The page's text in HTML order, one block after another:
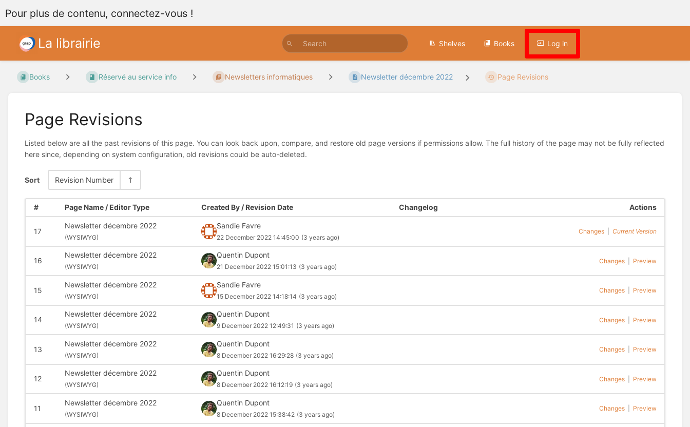
Pour plus de contenu, connectez-vous !
La librairie Shelves Books Log in
Books Réservé au service info Newsletters informatiques Newsletter décembre 2022 Page Revisions
Page Revisions
Listed below are all the past revisions of this page. You can look back upon, compare, and restore old page versions if permissions allow. The full history of the page may not be fully reflected
here since, depending on system configuration, old revisions could be auto-deleted.
Sort Revision Number
# Page Name / Editor Type Created By / Revision Date Changelog Actions
17
Newsletter décembre 2022
(WYSIWYG)
Sandie Favre
22 December 2022 14:45:00 (3 years ago)
Changes Current Version
16
Newsletter décembre 2022
(WYSIWYG)
Quentin Dupont
21 December 2022 15:01:13 (3 years ago)
Changes Preview
15
Newsletter décembre 2022
(WYSIWYG)
Sandie Favre
15 December 2022 14:18:14 (3 years ago)
Changes Preview
14
Newsletter décembre 2022
(WYSIWYG)
Quentin Dupont
9 December 2022 12:49:31 (3 years ago)
Changes Preview
13
Newsletter décembre 2022
(WYSIWYG)
Quentin Dupont
8 December 2022 16:29:28 (3 years ago)
Changes Preview
12
Newsletter décembre 2022
(WYSIWYG)
Quentin Dupont
8 December 2022 16:12:19 (3 years ago)
Changes Preview
11
Newsletter décembre 2022
(WYSIWYG)
Quentin Dupont
8 December 2022 15:38:42 (3 years ago)
Changes Preview